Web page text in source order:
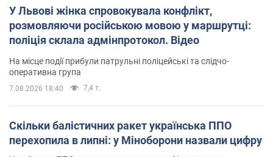
У Львові жінка спровокувала конфлікт,
розмовляючи російською мовою у маршрутці:
поліція склала адмінпротокол. Відео
На місце події прибули патрульні поліцейські та слідчо-
оперативна група
7.08.2026 18:40 7,4 т.
Скільки балістичних ракет українська ППО
перехопила в липні: у Міноборони назвали цифру